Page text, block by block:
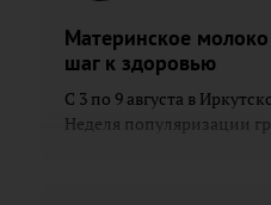
Материнское
шаг к здоровью
С 3 по 9 августа в
Неделя популяризации